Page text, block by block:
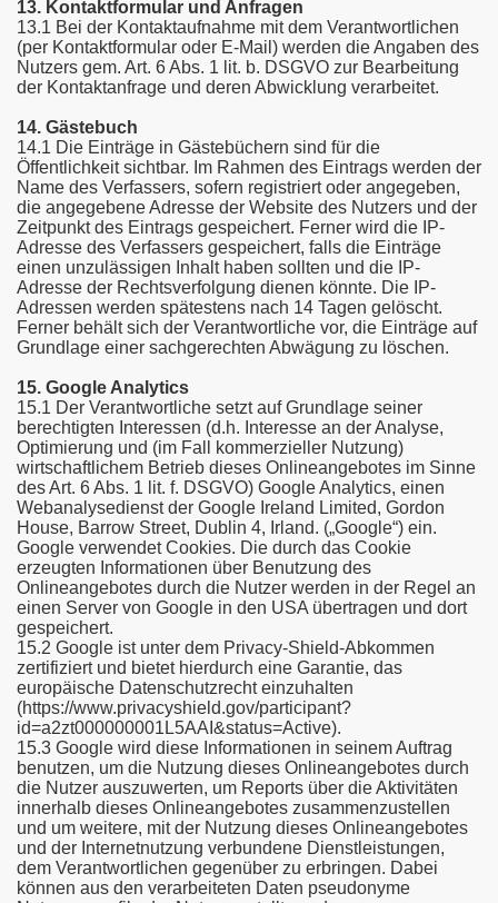
13. Kontaktformular und Anfragen
13.1 Bei der Kontaktaufnahme mit dem Verantwortlichen
(per Kontaktformular oder E-Mail) werden die Angaben des
Nutzers gem. Art. 6 Abs. 1 lit. b. DSGVO zur Bearbeitung
der Kontaktanfrage und deren Abwicklung verarbeitet.
14. Gästebuch
14.1 Die Einträge in Gästebüchern sind für die
Öffentlichkeit sichtbar. Im Rahmen des Eintrags werden der
Name des Verfassers, sofern registriert oder angegeben,
die angegebene Adresse der Website des Nutzers und der
Zeitpunkt des Eintrags gespeichert. Ferner wird die IP-
Adresse des Verfassers gespeichert, falls die Einträge
einen unzulässigen Inhalt haben sollten und die IP-
Adresse der Rechtsverfolgung dienen könnte. Die IP-
Adressen werden spätestens nach 14 Tagen gelöscht.
Ferner behält sich der Verantwortliche vor, die Einträge auf
Grundlage einer sachgerechten Abwägung zu löschen.
15. Google Analytics
15.1 Der Verantwortliche setzt auf Grundlage seiner
berechtigten Interessen (d.h. Interesse an der Analyse,
Optimierung und (im Fall kommerzieller Nutzung)
wirtschaftlichem Betrieb dieses Onlineangebotes im Sinne
des Art. 6 Abs. 1 lit. f. DSGVO) Google Analytics, einen
Webanalysedienst der Google Ireland Limited, Gordon
House, Barrow Street, Dublin 4, Irland. („Google“) ein.
Google verwendet Cookies. Die durch das Cookie
erzeugten Informationen über Benutzung des
Onlineangebotes durch die Nutzer werden in der Regel an
einen Server von Google in den USA übertragen und dort
gespeichert.
15.2 Google ist unter dem Privacy-Shield-Abkommen
zertifiziert und bietet hierdurch eine Garantie, das
europäische Datenschutzrecht einzuhalten
(https://www.privacyshield.gov/participant?
id=a2zt000000001L5AAI&status=Active).
15.3 Google wird diese Informationen in seinem Auftrag
benutzen, um die Nutzung dieses Onlineangebotes durch
die Nutzer auszuwerten, um Reports über die Aktivitäten
innerhalb dieses Onlineangebotes zusammenzustellen
und um weitere, mit der Nutzung dieses Onlineangebotes
und der Internetnutzung verbundene Dienstleistungen,
dem Verantwortlichen gegenüber zu erbringen. Dabei
können aus den verarbeiteten Daten pseudonyme